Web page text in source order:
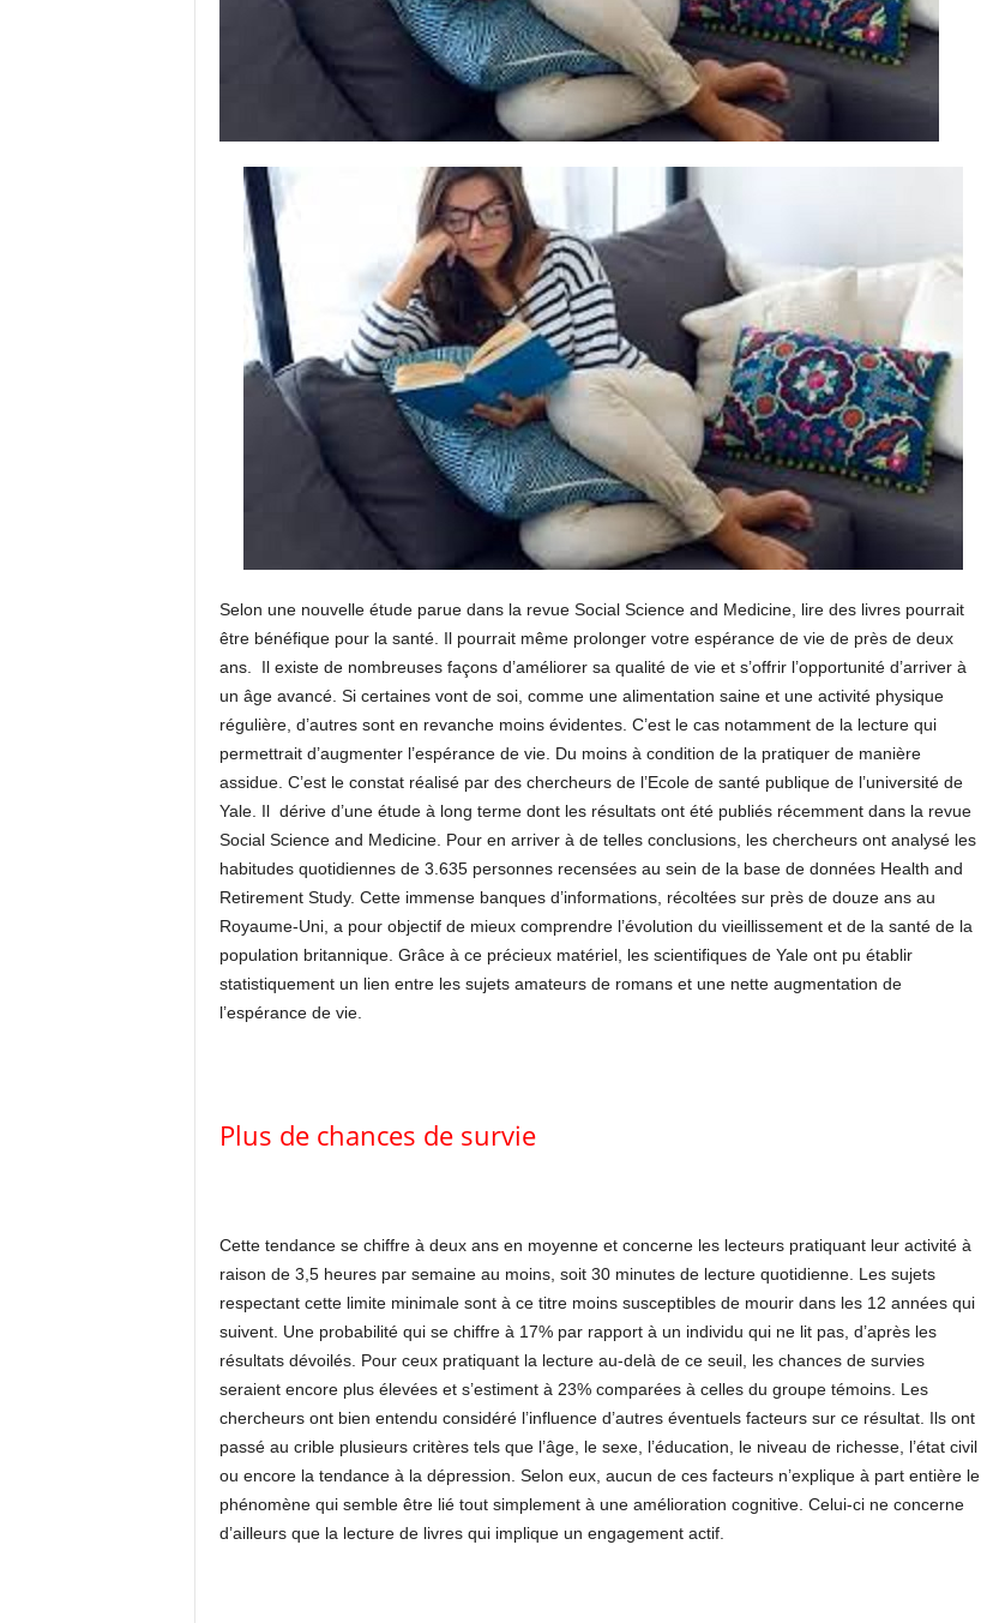
Selon une nouvelle étude parue dans la revue Social Science and Medicine, lire des livres pourrait
être bénéfique pour la santé. Il pourrait même prolonger votre espérance de vie de près de deux
ans. Il existe de nombreuses façons d’améliorer sa qualité de vie et s’offrir l’opportunité d’arriver à
un âge avancé. Si certaines vont de soi, comme une alimentation saine et une activité physique
régulière, d’autres sont en revanche moins évidentes. C’est le cas notamment de la lecture qui
permettrait d’augmenter l’espérance de vie. Du moins à condition de la pratiquer de manière
assidue. C’est le constat réalisé par des chercheurs de l’Ecole de santé publique de l’université de
Yale. Il dérive d’une étude à long terme dont les résultats ont été publiés récemment dans la revue
Social Science and Medicine. Pour en arriver à de telles conclusions, les chercheurs ont analysé les
habitudes quotidiennes de 3.635 personnes recensées au sein de la base de données Health and
Retirement Study. Cette immense banques d’informations, récoltées sur près de douze ans au
Royaume-Uni, a pour objectif de mieux comprendre l’évolution du vieillissement et de la santé de la
population britannique. Grâce à ce précieux matériel, les scientifiques de Yale ont pu établir
statistiquement un lien entre les sujets amateurs de romans et une nette augmentation de
l’espérance de vie.
Plus de chances de survie
Cette tendance se chiffre à deux ans en moyenne et concerne les lecteurs pratiquant leur activité à
raison de 3,5 heures par semaine au moins, soit 30 minutes de lecture quotidienne. Les sujets
respectant cette limite minimale sont à ce titre moins susceptibles de mourir dans les 12 années qui
suivent. Une probabilité qui se chiffre à 17% par rapport à un individu qui ne lit pas, d’après les
résultats dévoilés. Pour ceux pratiquant la lecture au-delà de ce seuil, les chances de survies
seraient encore plus élevées et s’estiment à 23% comparées à celles du groupe témoins. Les
chercheurs ont bien entendu considéré l’influence d’autres éventuels facteurs sur ce résultat. Ils ont
passé au crible plusieurs critères tels que l’âge, le sexe, l’éducation, le niveau de richesse, l’état civil
ou encore la tendance à la dépression. Selon eux, aucun de ces facteurs n’explique à part entière le
phénomène qui semble être lié tout simplement à une amélioration cognitive. Celui-ci ne concerne
d’ailleurs que la lecture de livres qui implique un engagement actif.